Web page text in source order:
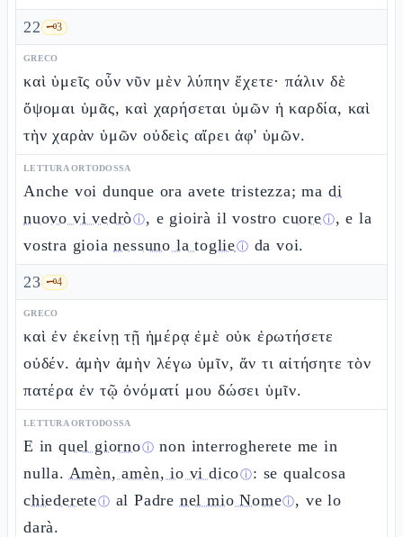
22 🗝️3
GRECO
καὶ ὑμεῖς οὖν νῦν μὲν λύπην ἔχετε· πάλιν δὲ
ὄψομαι ὑμᾶς, καὶ χαρήσεται ὑμῶν ἡ καρδία, καὶ
τὴν χαρὰν ὑμῶν οὐδεὶς αἴρει ἀφ' ὑμῶν.
LETTURA ORTODOSSA
Anche voi dunque ora avete tristezza; ma di
nuovo vi vedròⓘ, e gioirà il vostro cuoreⓘ, e la
vostra gioianessuno la toglieⓘ da voi.
23 🗝️4
GRECO
καὶ ἐν ἐκείνῃ τῇ ἡμέρᾳ ἐμὲ οὐκ ἐρωτήσετε
οὐδέν. ἀμὴν ἀμὴν λέγω ὑμῖν, ἄν τι αἰτήσητε τὸν
πατέρα ἐν τῷ ὀνόματί μου δώσει ὑμῖν.
LETTURA ORTODOSSA
E in quel giornoⓘ non interrogherete me in
nulla. Amèn, amèn, io vi dicoⓘ: se qualcosa
chiedereteⓘ al Padre nel mio Nomeⓘ, ve lo
darà.